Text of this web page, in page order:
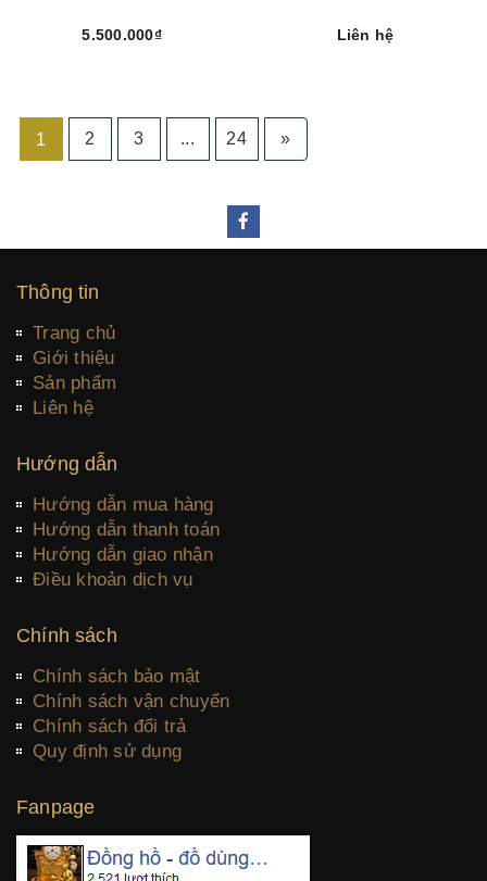
5.500.000₫ Liên hệ
1 2 3 ... 24 »
Thông tin
Trang chủ
Giới thiệu
Sản phẩm
Liên hệ
Hướng dẫn
Hướng dẫn mua hàng
Hướng dẫn thanh toán
Hướng dẫn giao nhận
Điều khoản dịch vụ
Chính sách
Chính sách bảo mật
Chính sách vận chuyển
Chính sách đổi trả
Quy định sử dụng
Fanpage